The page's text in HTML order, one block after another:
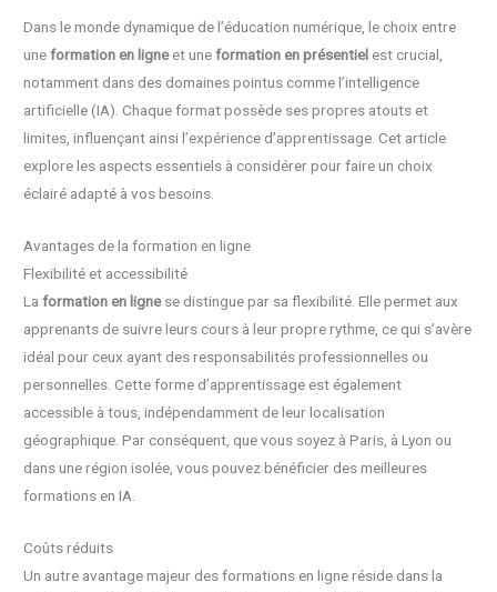
Dans le monde dynamique de l’éducation numérique, le choix entre
uneformation en ligneet uneformation en présentiel est crucial,
notamment dans des domaines pointus comme l’intelligence
artificielle (IA). Chaque format possède ses propres atouts et
limites, influençant ainsi l’expérience d’apprentissage. Cet article
explore les aspects essentiels à considérer pour faire un choix
éclairé adapté à vos besoins.
Avantages de la formation en ligne
Flexibilité et accessibilité
Laformation en lignese distingue par sa flexibilité. Elle permet aux
apprenants de suivre leurs cours à leur propre rythme, ce qui s’avère
idéal pour ceux ayant des responsabilités professionnelles ou
personnelles. Cette forme d’apprentissage est également
accessible à tous, indépendamment de leur localisation
géographique. Par conséquent, que vous soyez à Paris, à Lyon ou
dans une région isolée, vous pouvez bénéficier des meilleures
formations en IA.
Coûts réduits
Un autre avantage majeur des formations en ligne réside dans la